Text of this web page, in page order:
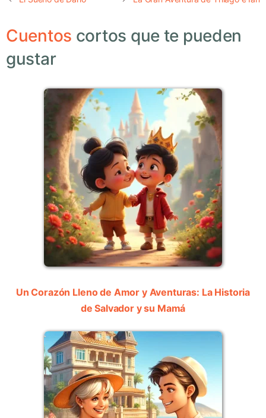
Cuentos cortos que te pueden
gustar
Un Corazón Lleno de Amor y Aventuras: La Historia
de Salvador y su Mamá